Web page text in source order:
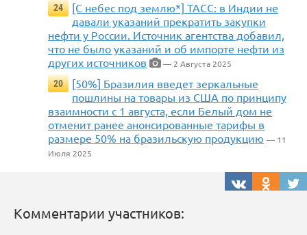
24
[С небес под землю*] ТАСС: в Индии не
давали указаний прекратить закупки
нефти у России. Источник агентства добавил,
что не было указаний и об импорте нефти из
других источников
— 2 Августа 2025
20
[50%] Бразилия введет зеркальные
пошлины на товары из США по принципу
взаимности с 1 августа, если Белый дом не
отменит ранее анонсированные тарифы в
размере 50% на бразильскую продукцию — 11
Июля 2025
Комментарии участников: